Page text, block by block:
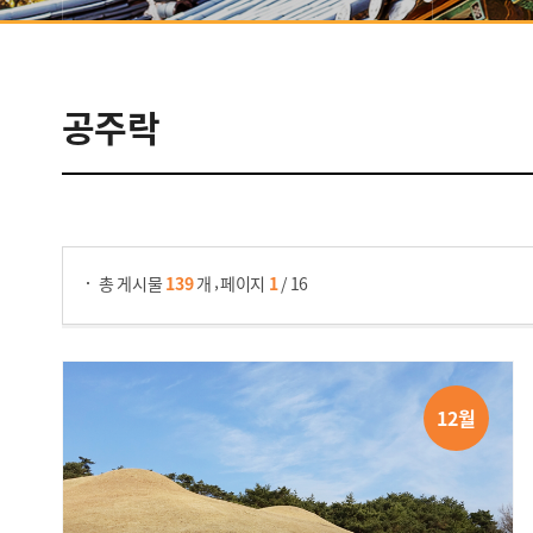
쇼핑
추천여행
관광도우미
공주락
공주락 검색
총 게시물139개 ,페이지 1/ 16
12월